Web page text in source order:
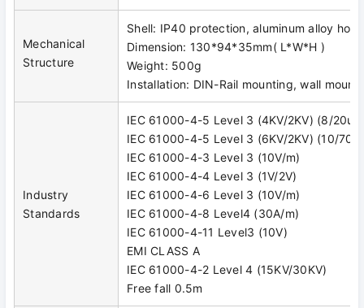
Mechanical
Structure
Shell: IP40 protection, aluminum alloy
Dimension: 130*94*35mm( L*W*H )
Weight: 500g
Installation: DIN-Rail mounting, wall
Industry
Standards
IEC 61000-4-5 Level 3 (4KV/2KV) (8/20us)
IEC 61000-4-5 Level 3 (6KV/2KV) (10/
IEC 61000-4-3 Level 3 (10V/m)
IEC 61000-4-4 Level 3 (1V/2V)
IEC 61000-4-6 Level 3 (10V/m)
IEC 61000-4-8 Level4 (30A/m)
IEC 61000-4-11 Level3 (10V)
EMI CLASS A
IEC 61000-4-2 Level 4 (15KV/30KV)
Free fall 0.5m